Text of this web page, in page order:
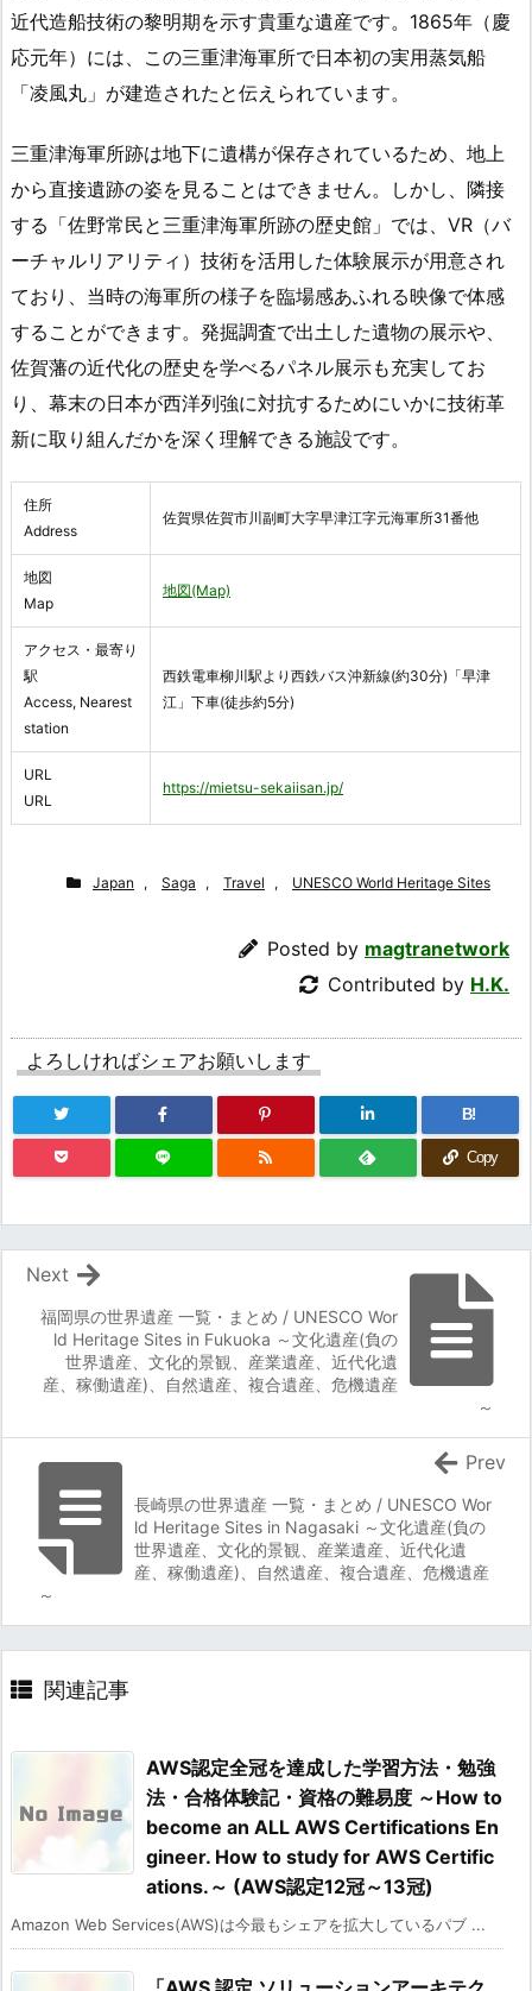
近代造船技術の黎明期を示す貴重な遺産です。1865年（慶
応元年）には、この三重津海軍所で日本初の実用蒸気船
「凌風丸」が建造されたと伝えられています。
三重津海軍所跡は地下に遺構が保存されているため、地上
から直接遺跡の姿を見ることはできません。しかし、隣接
する「佐野常民と三重津海軍所跡の歴史館」では、VR（バ
ーチャルリアリティ）技術を活用した体験展示が用意され
ており、当時の海軍所の様子を臨場感あふれる映像で体感
することができます。発掘調査で出土した遺物の展示や、
佐賀藩の近代化の歴史を学べるパネル展示も充実してお
り、幕末の日本が西洋列強に対抗するためにいかに技術革
新に取り組んだかを深く理解できる施設です。
住所
Address
佐賀県佐賀市川副町大字早津江字元海軍所31番他
地図
Map
地図(Map)
アクセス・最寄り
駅
Access, Nearest
station
西鉄電車柳川駅より西鉄バス沖新線(約30分)「早津
江」下車(徒歩約5分)
URL
URL
https://mietsu-sekaiisan.jp/
Japan , Saga , Travel , UNESCO World Heritage Sites
Posted by magtranetwork
Contributed by H.K.
よろしければシェアお願いします
B!
Copy
福岡県の世界遺産 一覧・まとめ / UNESCO Wor
ld Heritage Sites in Fukuoka ～文化遺産(負の
世界遺産、文化的景観、産業遺産、近代化遺
産、稼働遺産)、自然遺産、複合遺産、危機遺産
～
Next
長崎県の世界遺産 一覧・まとめ / UNESCO Wor
ld Heritage Sites in Nagasaki ～文化遺産(負の
世界遺産、文化的景観、産業遺産、近代化遺
産、稼働遺産)、自然遺産、複合遺産、危機遺産
～
Prev
関連記事
AWS認定全冠を達成した学習方法・勉強
法・合格体験記・資格の難易度 ～How to
become an ALL AWS Certifications En
gineer. How to study for AWS Certific
ations.～ (AWS認定12冠～13冠)
Amazon Web Services(AWS)は今最もシェアを拡大しているパブ ...